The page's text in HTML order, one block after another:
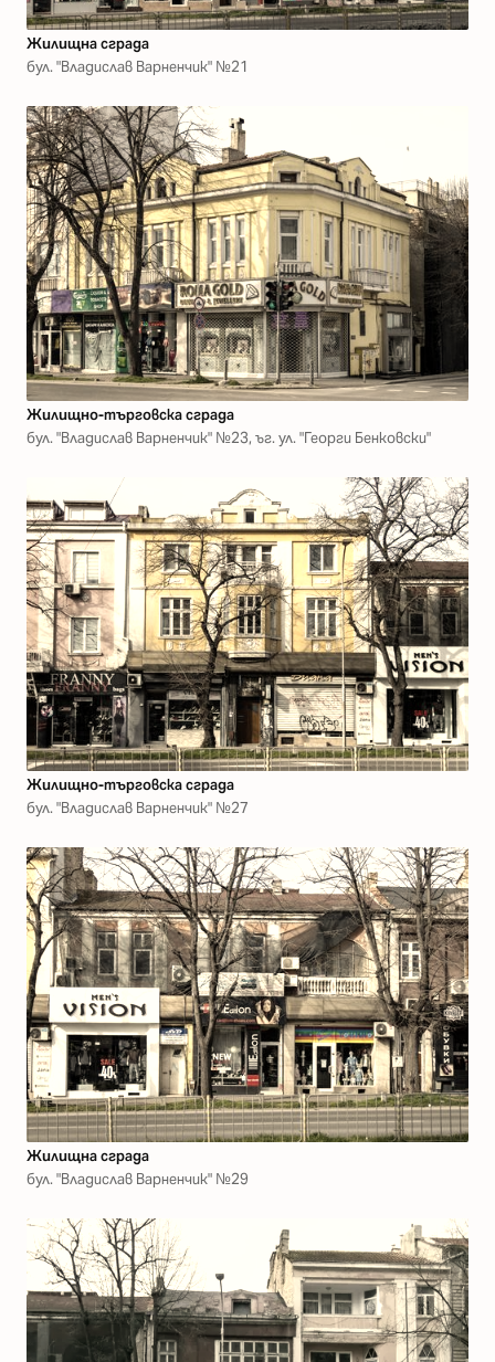
Жилищна сграда
бул. "Владислав Варненчик" №21
Жилищно-търговска сграда
бул. "Владислав Варненчик" №23, ъг. ул. "Георги Бенковски"
Жилищно-търговска сграда
бул. "Владислав Варненчик" №27
Жилищна сграда
бул. "Владислав Варненчик" №29